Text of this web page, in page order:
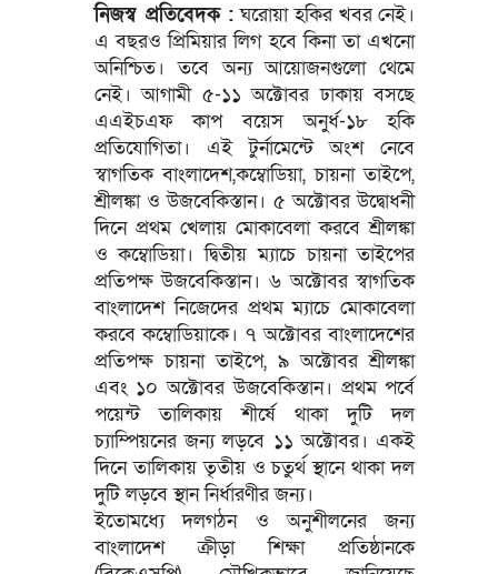
নিজস্ব প্রতিবেদক : ঘরোয়া হকির খবর নেই।
এ বছরও প্রিমিয়ার লিগ হবে কিনা তা এখনো
অনিশ্চিত। তবে অন্য আয়োজনগুলো থেমে
নেই। আগামী ৫-১১ অক্টোবর ঢাকায় বসছে
এএইচএফ কাপ বয়েস অনুর্ধ-১৮ হকি
প্রতিযোগিতা। এই টুর্নামেন্টে অংশ নেবে
স্বাগতিক বাংলাদেশ,কম্বোডিয়া, চায়না তাইপে,
শ্রীলঙ্কা ও উজবেকিস্তান। ৫ অক্টোবর উদ্বোধনী
দিনে প্রথম খেলায় মোকাবেলা করবে শ্রীলঙ্কা
ও কম্বোডিয়া। দ্বিতীয় ম্যাচে চায়না তাইপের
প্রতিপক্ষ উজবেকিস্তান। ৬ অক্টোবর স্বাগতিক
বাংলাদেশ নিজেদের প্রথম ম্যাচে মোকাবেলা
করবে কম্বোডিয়াকে। ৭ অক্টোবর বাংলাদেশের
প্রতিপক্ষ চায়না তাইপে, ৯ অক্টোবর শ্রীলঙ্কা
এবং ১০ অক্টোবর উজবেকিস্তান। প্রথম পর্বে
পয়েন্ট তালিকায় শীর্ষে থাকা দুটি দল
চ্যাম্পিয়নের জন্য লড়বে ১১ অক্টোবর। একই
দিনে তালিকায় তৃতীয় ও চতুর্থ স্থানে থাকা দল
দুটি লড়বে স্থান নির্ধারণীর জন্য।
ইতোমধ্যে দলগঠন ও অনুশীলনের জন্য
বাংলাদেশ ক্রীড়া শিক্ষা প্রতিষ্ঠানকে